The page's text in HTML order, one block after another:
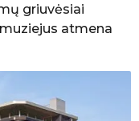
griuvėsiai
atmena